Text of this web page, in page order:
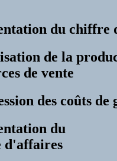
du chiffre
de la
de vente
des coûts de
du
d'affaires